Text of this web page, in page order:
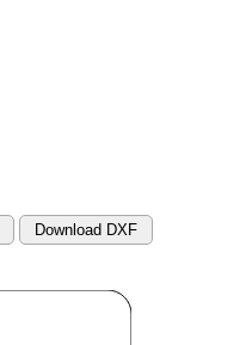
Download DXF